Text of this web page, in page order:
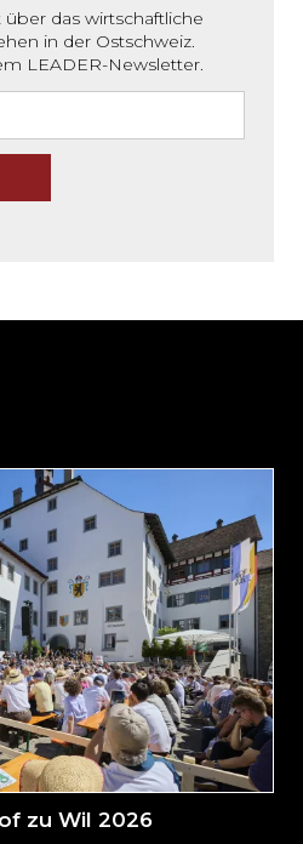
das wirtschaftliche
in der Ostschweiz.
LEADER-Newsletter.
zu Wil 2026